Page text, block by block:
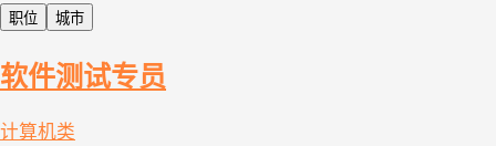
职位 城市
软件测试专员
计算机类